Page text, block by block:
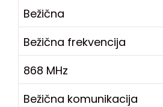
Bežična
Bežična frekvencija
868 MHz
Bežična komunikacija